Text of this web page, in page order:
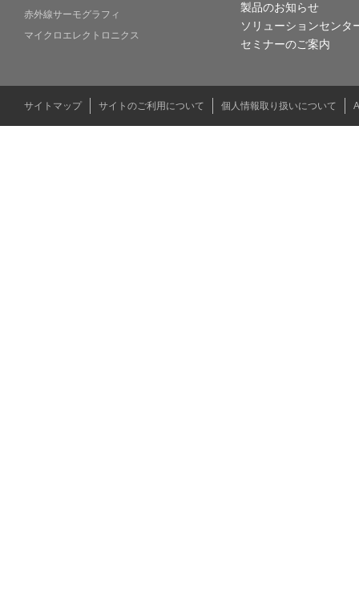
赤外線サーモグラフィ
マイクロエレクトロニクス
製品のお知らせ
ソリューションセンタ
セミナーのご案内
サイトマップ サイトのご利用について 個人情報取り扱いについて